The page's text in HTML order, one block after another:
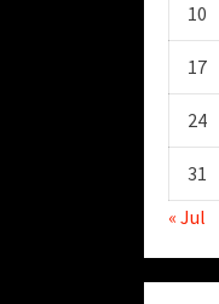
10
17
24
31
« Jul